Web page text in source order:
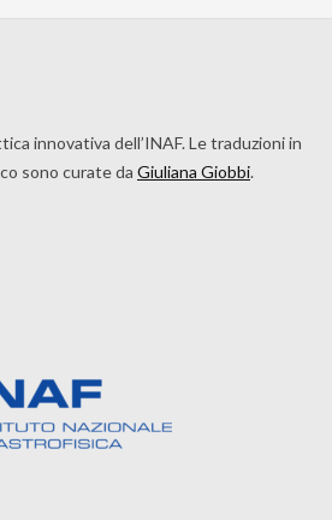
innovativa dell’INAF. Le traduzioni in
sono curate da Giuliana Giobbi.